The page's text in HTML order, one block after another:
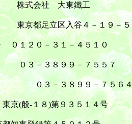
大東鐵工
谷４－１９－５
３１－４５１０
９－７５５７
９－７５６４
)第９３５１４号